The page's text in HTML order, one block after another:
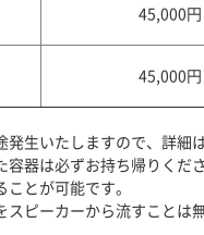
45,000円
45,000円
生いたしますので、詳細
器は必ずお持ち帰りくだ
とが可能です。
ピーカーから流すことは